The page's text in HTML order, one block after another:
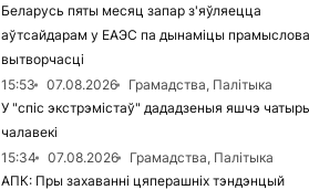
Беларусь пяты месяц запар з'яўляецца
аўтсайдарам у ЕАЭС па дынаміцы
вытворчасці
15:53
07.08.2026
Грамадства, Палітыка
У "спіс экстрэмістаў" дададзеныя яшчэ
чалавекі
15:34
07.08.2026
Грамадства, Палітыка
АПК: Пры захаванні цяперашніх тэндэнцый